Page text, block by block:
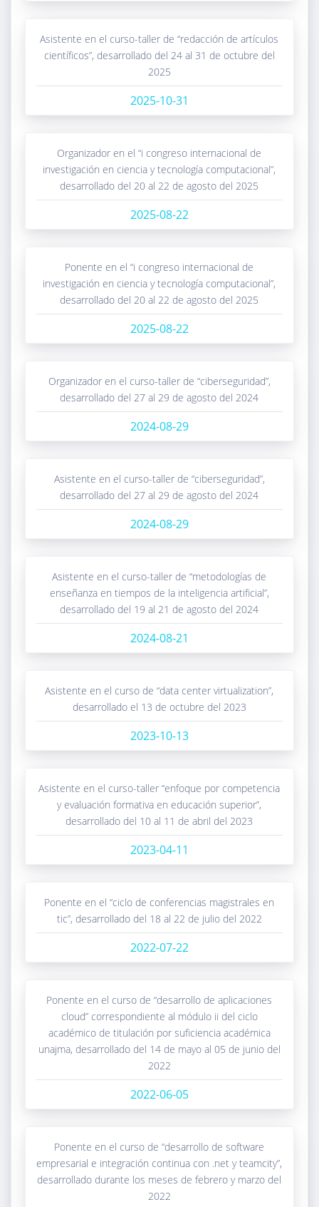
asistente en el curso-taller de “redacción de artículos
científicos”, desarrollado del 24 al 31 de octubre del
2025
2025-10-31
organizador en el “i congreso internacional de
investigación en ciencia y tecnología computacional”,
desarrollado del 20 al 22 de agosto del 2025
2025-08-22
ponente en el “i congreso internacional de
investigación en ciencia y tecnología computacional”,
desarrollado del 20 al 22 de agosto del 2025
2025-08-22
organizador en el curso-taller de “ciberseguridad”,
desarrollado del 27 al 29 de agosto del 2024
2024-08-29
asistente en el curso-taller de “ciberseguridad”,
desarrollado del 27 al 29 de agosto del 2024
2024-08-29
asistente en el curso-taller de “metodologías de
enseñanza en tiempos de la inteligencia artificial”,
desarrollado del 19 al 21 de agosto del 2024
2024-08-21
asistente en el curso de “data center virtualization”,
desarrollado el 13 de octubre del 2023
2023-10-13
asistente en el curso-taller “enfoque por competencia
y evaluación formativa en educación superior”,
desarrollado del 10 al 11 de abril del 2023
2023-04-11
ponente en el “ciclo de conferencias magistrales en
tic”, desarrollado del 18 al 22 de julio del 2022
2022-07-22
ponente en el curso de “desarrollo de aplicaciones
cloud” correspondiente al módulo ii del ciclo
académico de titulación por suficiencia académica
unajma, desarrollado del 14 de mayo al 05 de junio del
2022
2022-06-05
ponente en el curso de “desarrollo de software
empresarial e integración continua con .net y teamcity”,
desarrollado durante los meses de febrero y marzo del
2022